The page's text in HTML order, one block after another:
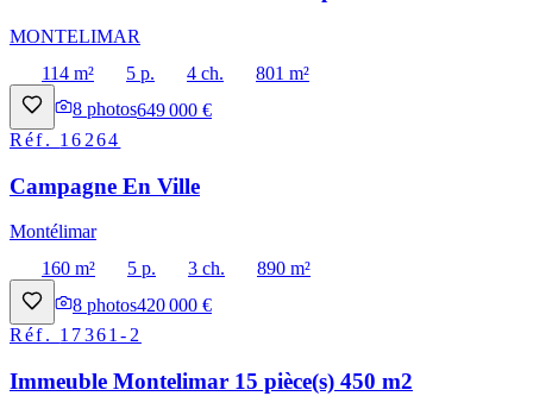
MONTELIMAR
114 m²
5 p. 4 ch.
801 m²
8 photos649 000 €
Réf. 16264
Campagne En Ville
Montélimar
160 m²
5 p. 3 ch.
890 m²
8 photos420 000 €
Réf. 17361-2
Immeuble Montelimar 15 pièce(s) 450 m2